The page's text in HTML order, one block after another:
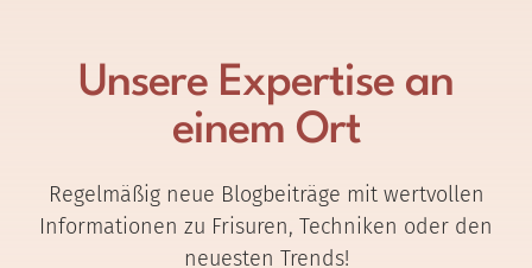
Unsere Expertise an
einem Ort
Regelmäßig neue Blogbeiträge mit wertvollen
Informationen zu Frisuren, Techniken oder den
neuesten Trends!